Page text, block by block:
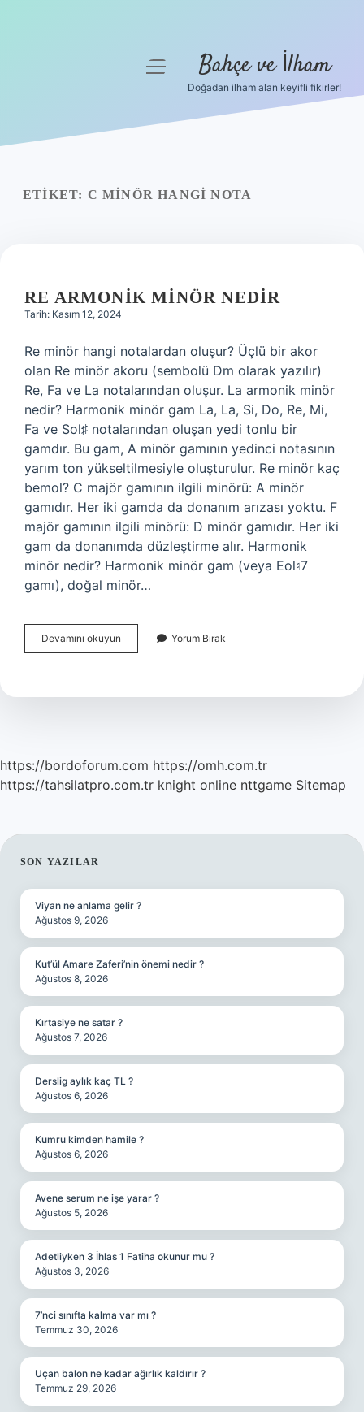
Yasal Uyarı
menüyü
Bahçe ve İlham
Doğadan ilham alan keyifli fikirler!
ETIKET: C MINÖR HANGI NOTA
RE ARMONIK MINÖR NEDIR
Tarih: Kasım 12, 2024
Re minör hangi notalardan oluşur? Üçlü bir akor
olan Re minör akoru (sembolü Dm olarak yazılır)
Re, Fa ve La notalarından oluşur. La armonik minör
nedir? Harmonik minör gam La, La, Si, Do, Re, Mi,
Fa ve Sol♯ notalarından oluşan yedi tonlu bir
gamdır. Bu gam, A minör gamının yedinci notasının
yarım ton yükseltilmesiyle oluşturulur. Re minör kaç
bemol? C majör gamının ilgili minörü: A minör
gamıdır. Her iki gamda da donanım arızası yoktu. F
majör gamının ilgili minörü: D minör gamıdır. Her iki
gam da donanımda düzleştirme alır. Harmonik
minör nedir? Harmonik minör gam (veya Eol♮7
gamı), doğal minör…
Devamını okuyun
Armonik
Yorum Bırak
https://bordoforum.com https://omh.com.tr
https://tahsilatpro.com.tr knight online nttgame Sitemap
SIDEBAR
SON YAZILAR
Viyan ne anlama gelir ?
Ağustos 9, 2026
Kut’ül Amare Zaferi’nin önemi nedir ?
Ağustos 8, 2026
Kırtasiye ne satar ?
Ağustos 7, 2026
Derslig aylık kaç TL ?
Ağustos 6, 2026
Kumru kimden hamile ?
Ağustos 6, 2026
Avene serum ne işe yarar ?
Ağustos 5, 2026
Adetliyken 3 İhlas 1 Fatiha okunur mu ?
Ağustos 3, 2026
7’nci sınıfta kalma var mı ?
Temmuz 30, 2026
Uçan balon ne kadar ağırlık kaldırır ?
Temmuz 29, 2026